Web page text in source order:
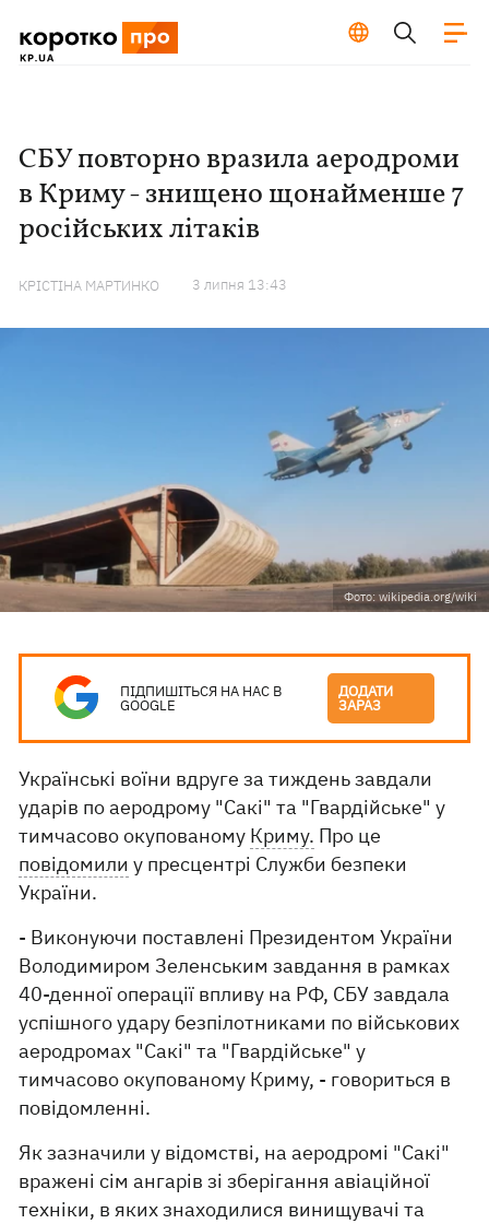
СБУ повторно вразила аеродроми
в Криму - знищено щонайменше 7
російських літаків
КРІСТІНА МАРТИНКО 3 липня 13:43
Фото: wikipedia.org/wiki
ПІДПИШІТЬСЯ НА НАС В
GOOGLE
ДОДАТИ
ЗАРАЗ
Українські воїни вдруге за тиждень завдали
ударів по аеродрому "Сакі" та "Гвардійське" у
тимчасово окупованому Криму. Про це
повідомили у пресцентрі Служби безпеки
України.
- Виконуючи поставлені Президентом України
Володимиром Зеленським завдання в рамках
40-денної операції впливу на РФ, СБУ завдала
успішного удару безпілотниками по військових
аеродромах "Сакі" та "Гвардійське" у
тимчасово окупованому Криму, - говориться в
повідомленні.
Як зазначили у відомстві, на аеродромі "Сакі"
вражені сім ангарів зі зберігання авіаційної
техніки, в яких знаходилися винищувачі та